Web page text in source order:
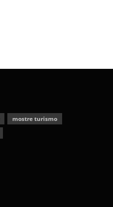
mostre turismo